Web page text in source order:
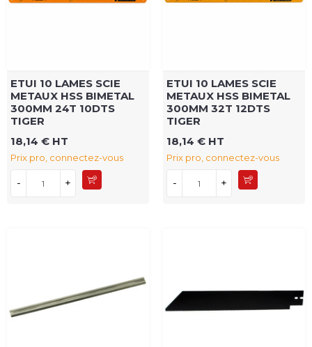
ETUI 10 LAMES SCIE
METAUX HSS BIMETAL
300MM 24T 10DTS
TIGER
18,14 € HT
Prix pro, connectez-vous
- +
ETUI 10 LAMES SCIE
METAUX HSS BIMETAL
300MM 32T 12DTS
TIGER
18,14 € HT
Prix pro, connectez-vous
- +